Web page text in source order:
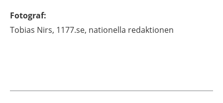
Fotograf:
Tobias Nirs, 1177.se, nationella redaktionen